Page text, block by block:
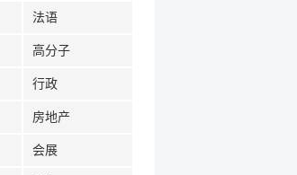
法语
高分子
行政
房地产
会展